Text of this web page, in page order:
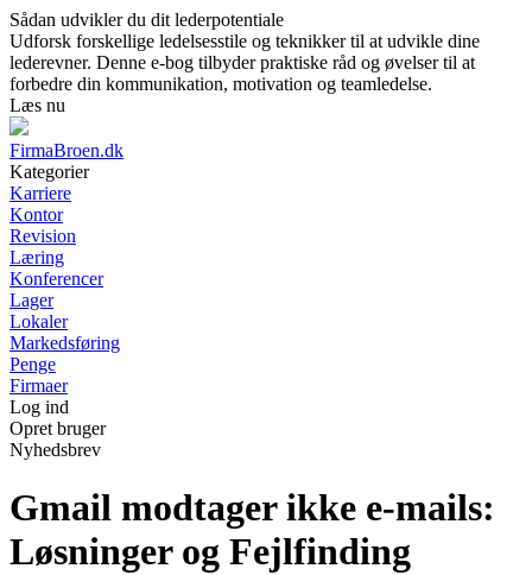
Sådan udvikler du dit lederpotentiale
Udforsk forskellige ledelsesstile og teknikker til at udvikle dine
lederevner. Denne e-bog tilbyder praktiske råd og øvelser til at
forbedre din kommunikation, motivation og teamledelse.
Læs nu
FirmaBroen.dk
Kategorier
Karriere
Kontor
Revision
Læring
Konferencer
Lager
Lokaler
Markedsføring
Penge
Firmaer
Log ind
Opret bruger
Nyhedsbrev
Gmail modtager ikke e-mails:
Løsninger og Fejlfinding